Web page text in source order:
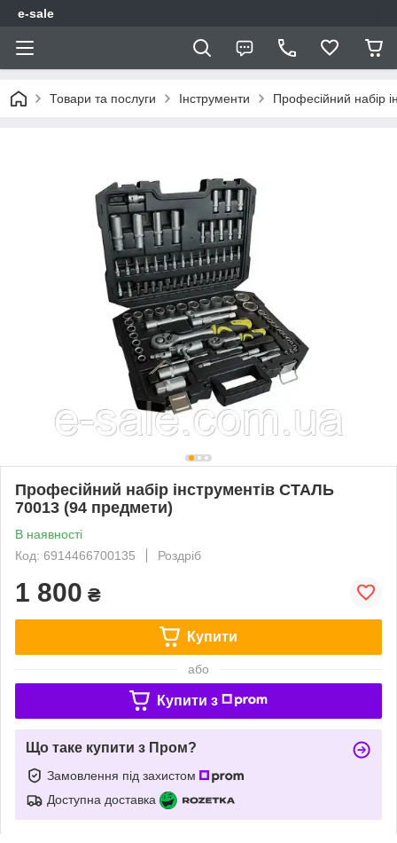
e-sale
Товари та послуги Інструменти Професійний набір
Професійний набір інструментів СТАЛЬ
70013 (94 предмети)
В наявності
Код: 6914466700135
Роздріб
1 800 ₴
Купити
або
Купити з
Що таке купити з Пром?
Замовлення під захистом
Доступна доставка